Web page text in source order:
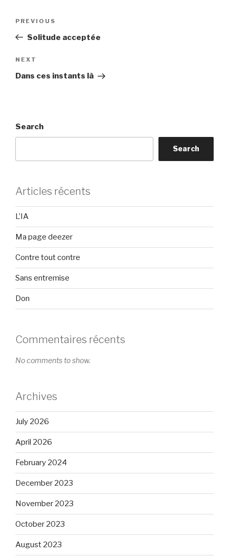
Previous
Post
PREVIOUS
Solitude acceptée
Next
Post
NEXT
Dans ces instants là
Search
Search
Articles récents
L’IA
Ma page deezer
Contre tout contre
Sans entremise
Don
Commentaires récents
No comments to show.
Archives
July 2026
April 2026
February 2024
December 2023
November 2023
October 2023
August 2023